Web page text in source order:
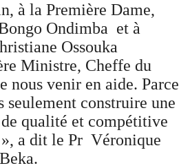
à la Première Dame,
Ondimba et à
Ossouka
Ministre, Cheffe du
nous venir en aide. Parce
seulement construire une
qualité et compétitive
a dit le Pr Véronique